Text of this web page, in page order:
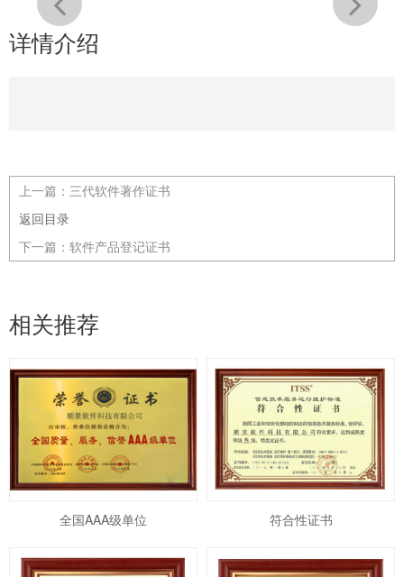
详情介绍
上一篇： 三代软件著作证书
返回目录
下一篇： 软件产品登记证书
相关推荐
全国AAA级单位 符合性证书